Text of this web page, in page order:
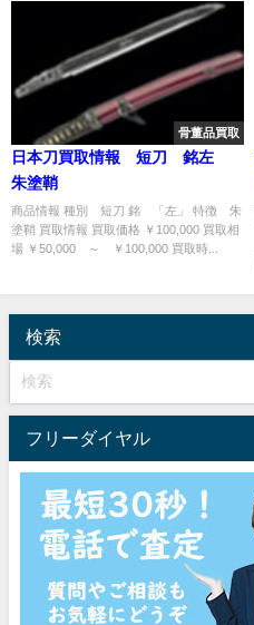
骨董品買取
日本刀買取情報 短刀 銘左
朱塗鞘
商品情報 種別 短刀 銘 「左」 特徴 朱
塗鞘 買取情報 買取価格 ￥100,000 買取相
場 ￥50,000 ～ ￥100,000 買取時...
検索
フリーダイヤル